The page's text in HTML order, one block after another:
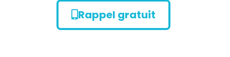
Rappel gratuit